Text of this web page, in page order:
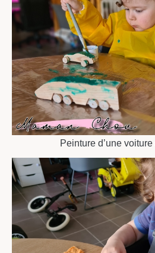
Peinture d’une voiture